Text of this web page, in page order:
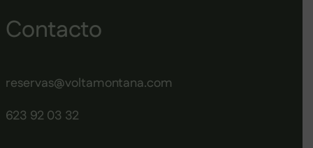
Contacto
reservas@voltamontana.com
623 92 03 32